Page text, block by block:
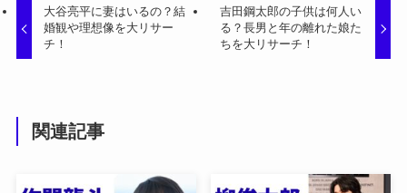
大谷亮平に妻はいるの？結
婚観や理想像を大リサー
チ！
吉田鋼太郎の子供は何人い
る？長男と年の離れた娘た
ちを大リサーチ！
関連記事